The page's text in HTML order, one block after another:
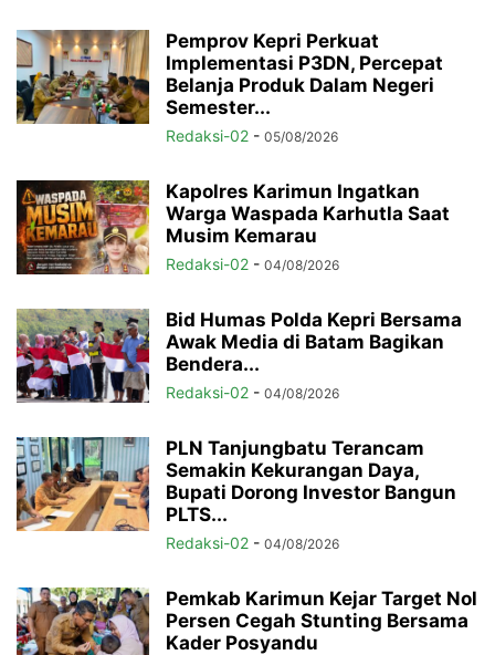
Pemprov Kepri Perkuat
Implementasi P3DN, Percepat
Belanja Produk Dalam Negeri
Semester...
Redaksi-02 - 05/08/2026
Kapolres Karimun Ingatkan
Warga Waspada Karhutla Saat
Musim Kemarau
Redaksi-02 - 04/08/2026
Bid Humas Polda Kepri Bersama
Awak Media di Batam Bagikan
Bendera...
Redaksi-02 - 04/08/2026
PLN Tanjungbatu Terancam
Semakin Kekurangan Daya,
Bupati Dorong Investor Bangun
PLTS...
Redaksi-02 - 04/08/2026
Pemkab Karimun Kejar Target Nol
Persen Cegah Stunting Bersama
Kader Posyandu